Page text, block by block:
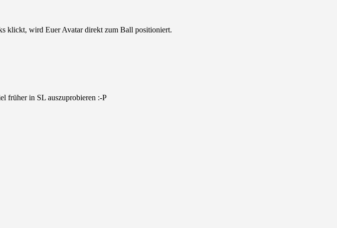
klickt, wird Euer Avatar direkt zum Ball positioniert.
früher in SL auszuprobieren :-P